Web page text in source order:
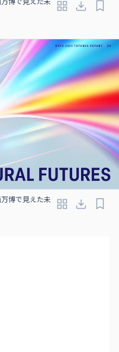
博で見えた未